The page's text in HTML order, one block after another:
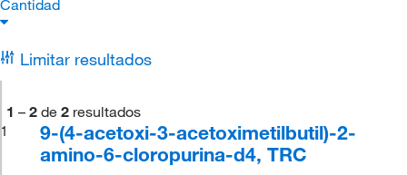
Cantidad
Limitar resultados
1 – 2 de 2 resultados
1
9-(4-acetoxi-3-acetoximetilbutil)-2-
amino-6-cloropurina-d4, TRC